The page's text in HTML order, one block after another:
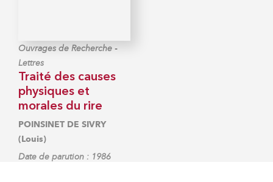
Ouvrages de Recherche -
Lettres
Traité des causes
physiques et
morales du rire
POINSINET DE SIVRY
(Louis)
Date de parution : 1986